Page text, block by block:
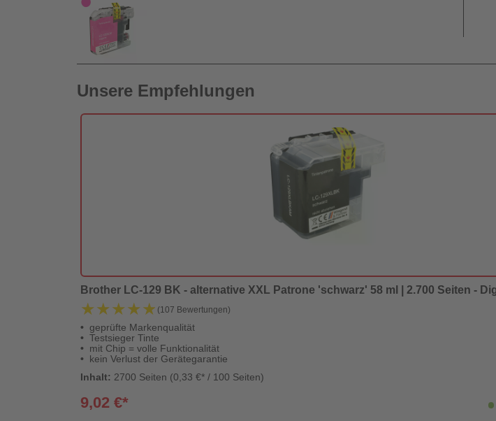
Unsere Empfehlungen
Brother LC-129 BK - alternative XXL Patrone 'schwarz' 58 ml | 2.700 Seiten -
★★★★★
★★★★★ (107 Bewertungen)
geprüfte Markenqualität
Testsieger Tinte
mit Chip = volle Funktionalität
kein Verlust der Gerätegarantie
Inhalt: 2700 Seiten (0,33 €* / 100 Seiten)
9,02 €*